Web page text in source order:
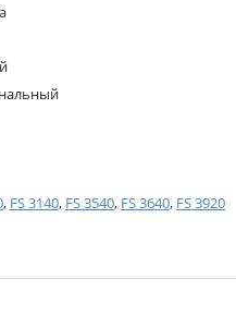
, FS 3140, FS 3540, FS 3640, FS 3920